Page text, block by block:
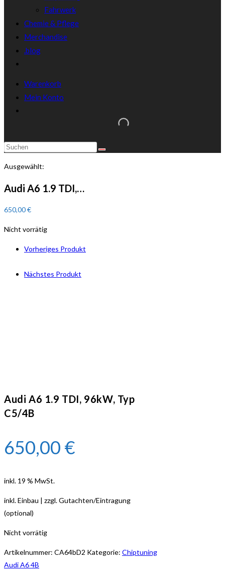
Fahrwerk
Chemie & Pflege
Merchandise
.blog
Warenkorb
Mein Konto
Diese
durchsuchen
Ausgewählt:
Audi A6 1.9 TDI,…
650,00€
Nicht vorrätig
Vorheriges Produkt
Nächstes Produkt
Audi A6 1.9 TDI, 96kW, Typ
C5/4B
650,00 €
inkl. 19 % MwSt.
inkl. Einbau | zzgl. Gutachten/Eintragung
(optional)
Nicht vorrätig
Artikelnummer: CA64bD2 Kategorie: Chiptuning
Audi A6 4B